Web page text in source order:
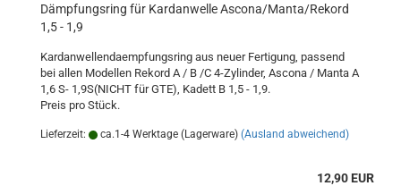
Dämpfungsring für Kardanwelle Ascona/Manta/Rekord
1,5 - 1,9
Kardanwellendaempfungsring aus neuer Fertigung, passend
bei allen Modellen Rekord A / B /C 4-Zylinder, Ascona / Manta A
1,6 S- 1,9S(NICHT für GTE), Kadett B 1,5 - 1,9.
Preis pro Stück.
Lieferzeit: ca.1-4 Werktage (Lagerware) (Ausland abweichend)
12,90 EUR